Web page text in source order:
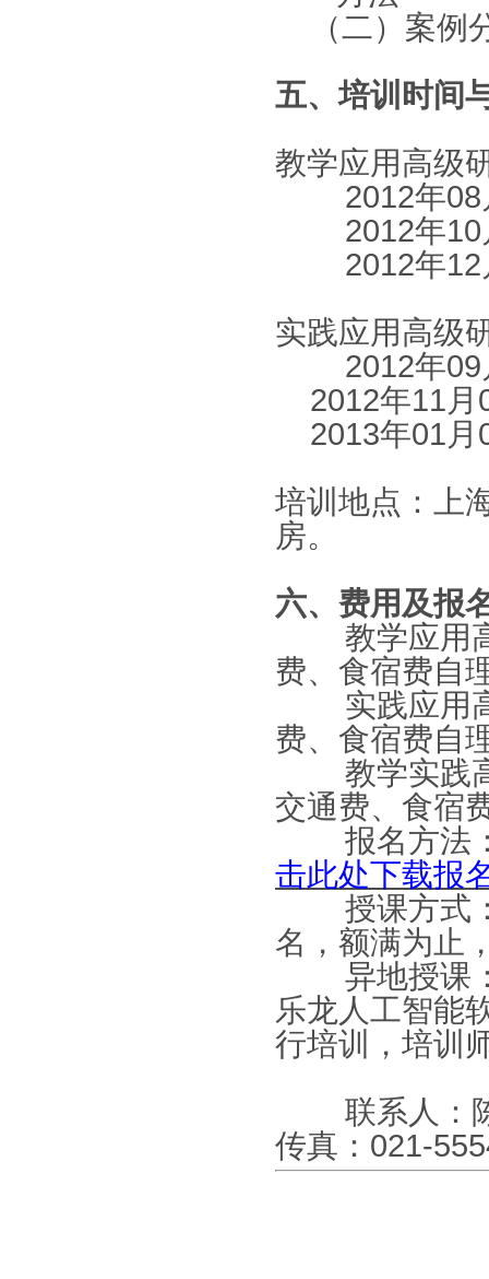
（二）案例
五、培训时间
教学应用高级
2012年08
2012年10
2012年12
实践应用高级
2012年
2012年11
2013年01
培训地点：上
房。
六、费用及报
教学应用
费、食宿费自
实践应用高
费、食宿费自
教学实践
交通费、食
报名方法
击此处下载报
授课方式
名，额满为止
异地授课
乐龙人工智能
行培训，培训
联系人：
传真：021-